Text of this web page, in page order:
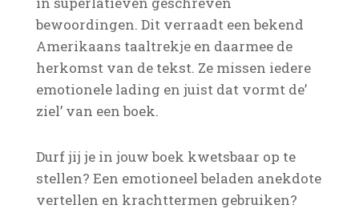
bewoordingen. Dit verraadt een bekend
Amerikaans taaltrekje en daarmee de
herkomst van de tekst. Ze missen iedere
emotionele lading en juist dat vormt de’
ziel’ van een boek.
Durf jij je in jouw boek kwetsbaar op te
stellen? Een emotioneel beladen anekdote
vertellen en krachttermen gebruiken?